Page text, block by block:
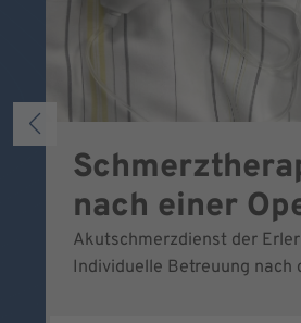
nach einer
Akutschmerzdienst der
Individuelle Betreuung nach